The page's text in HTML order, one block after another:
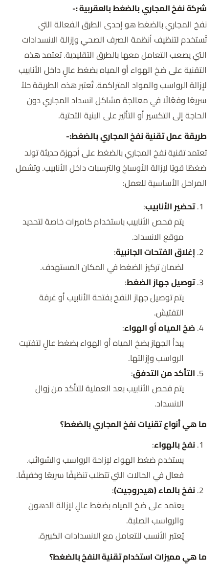
شركة نفخ المجاري بالضغط بالعقربية:-
نفخ المجاري بالضغط هو إحدى الطرق الفعالة التي
تُستخدم لتنظيف أنظمة الصرف الصحي وإزالة الانسدادات
التي يصعب التعامل معها بالطرق التقليدية. تعتمد هذه
التقنية على ضخ الهواء أو المياه بضغط عالٍ داخل الأنابيب
لإزالة الرواسب والمواد المتراكمة. تُعتبر هذه الطريقة حلاً
سريعًا وفعّالًا في معالجة مشاكل انسداد المجاري دون
الحاجة إلى التكسير أو التأثير على البنية التحتية.
طريقة عمل تقنية نفخ المجاري بالضغط:-
تعتمد تقنية نفخ المجاري بالضغط على أجهزة حديثة تولد
ضغطًا قويًا لإزالة الأوساخ والترسبات داخل الأنابيب. وتشمل
المراحل الأساسية للعمل:
تحضير الأنابيب:
يتم فحص الأنابيب باستخدام كاميرات خاصة لتحديد
موقع الانسداد.
إغلاق الفتحات الجانبية:
لضمان تركيز الضغط في المكان المستهدف.
توصيل جهاز الضغط:
يتم توصيل جهاز النفخ بفتحة الأنابيب أو غرفة
التفتيش.
ضخ المياه أو الهواء:
يبدأ الجهاز بضخ المياه أو الهواء بضغط عالٍ لتفتيت
الرواسب وإزالتها.
التأكد من التدفق:
يتم فحص الأنابيب بعد العملية للتأكد من زوال
الانسداد.
ما هي أنواع تقنيات نفخ المجاري بالضغط؟
نفخ بالهواء:
يستخدم ضغط الهواء لإزاحة الرواسب والشوائب.
فعال في الحالات التي تتطلب تنظيفًا سريعًا وخفيفًا.
نفخ بالماء (هيدروجيت):
يعتمد على ضخ المياه بضغط عالٍ لإزالة الدهون
والرواسب الصلبة.
يُعتبر الأنسب للتعامل مع الانسدادات الكبيرة.
ما هي مميزات استخدام تقنية النفخ بالضغط؟